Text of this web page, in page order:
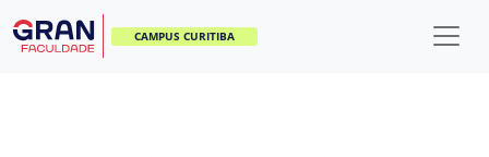
CAMPUS CURITIBA